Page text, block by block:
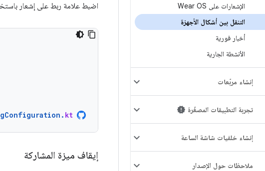
الإشعارات على Wear OS
التنقل بين أشكال الأجهزة
أخبار فورية
الأنشطة الجارية
إنشاء مربّعات
تجربة التطبيقات المصغّرة
إنشاء خلفيات شاشة الساعة
ملاحظات حول الإصدار
اضبط علامة ربط على إشعار
. kt
إيقاف ميزة المشاركة